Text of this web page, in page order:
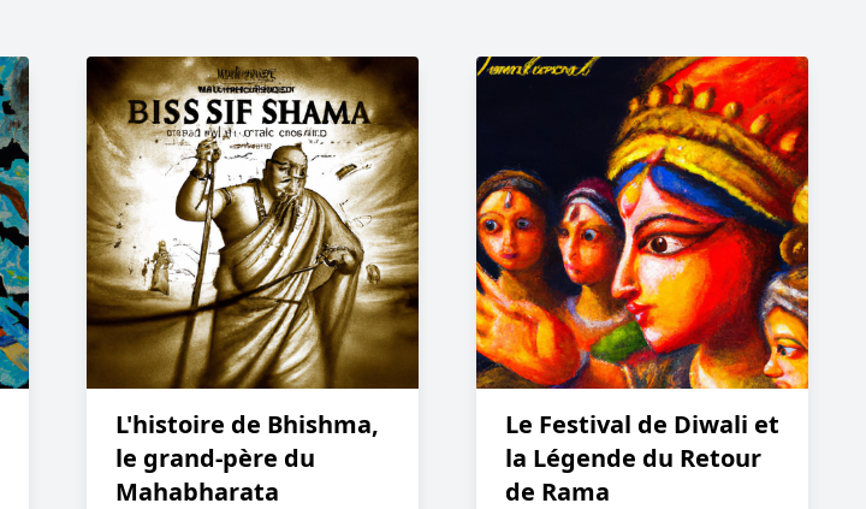
L'histoire de Bhishma,
le grand-père du
Mahabharata
Le Festival de Diwali et
la Légende du Retour
de Rama